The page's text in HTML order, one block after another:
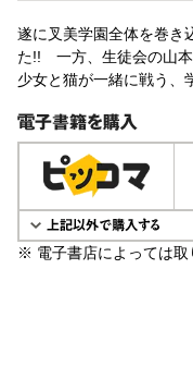
遂に叉美学園全体を巻き
た!! 一方、生徒会の山
少女と猫が一緒に戦う、
電子書籍で購入
※ 電子書店によっては取